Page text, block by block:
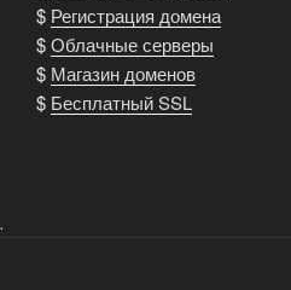
$ Регистрация домена
$Облачные серверы
$ Магазин доменов
$ Бесплатный SSL
.